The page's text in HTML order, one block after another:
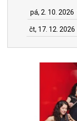
pá, 2. 10. 2026
čt, 17. 12. 2026